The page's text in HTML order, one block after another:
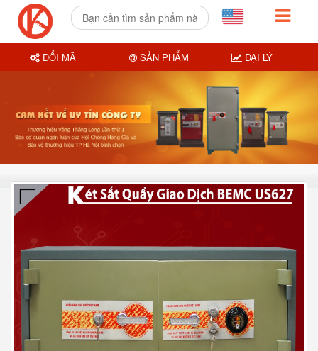
ĐỔI MÃ SẢN PHẨM ĐẠI LÝ